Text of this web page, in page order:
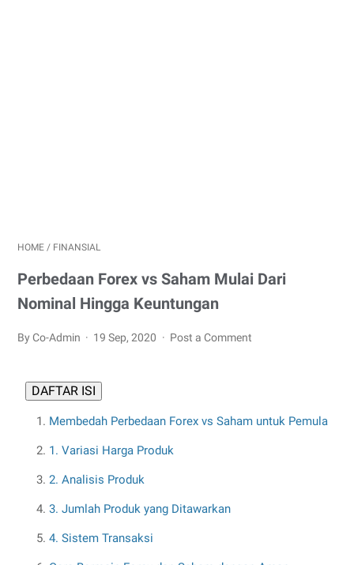
HOME / FINANSIAL
Perbedaan Forex vs Saham Mulai Dari
Nominal Hingga Keuntungan
By Co-Admin 19 Sep, 2020 Post a Comment
DAFTAR ISI
Membedah Perbedaan Forex vs Saham untuk Pemula
1. Variasi Harga Produk
2. Analisis Produk
3. Jumlah Produk yang Ditawarkan
4. Sistem Transaksi